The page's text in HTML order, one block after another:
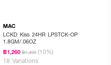
MAC
LCKD Kiss 24HR LPSTCK-OP
1.8GM/.06OZ
฿1,260 ฿1,400 (10%)
18 Variations